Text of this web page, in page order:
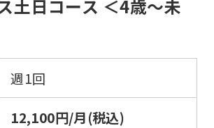
土日コース ＜4歳～未
週1回
12,100円/月(税込)